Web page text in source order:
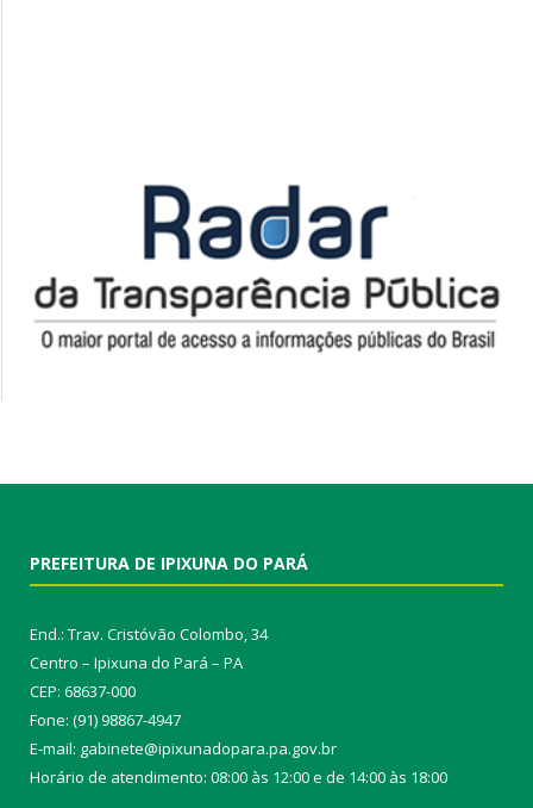
PREFEITURA DE IPIXUNA DO PARÁ
End.: Trav. Cristóvão Colombo, 34
Centro – Ipixuna do Pará – PA
CEP: 68637-000
Fone: (91) 98867-4947
E-mail: gabinete@ipixunadopara.pa.gov.br
Horário de atendimento: 08:00 às 12:00 e de 14:00 às 18:00